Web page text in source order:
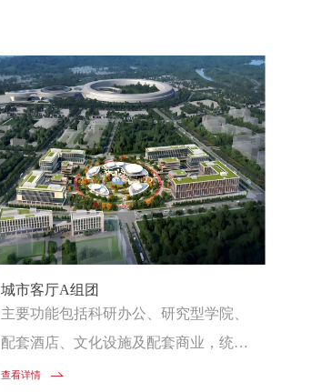
城市客厅A组团
主要功能包括科研办公、研究型学院、
配套酒店、文化设施及配套商业，统筹
利用公共绿地和地下空间资源，规划...
查看详情